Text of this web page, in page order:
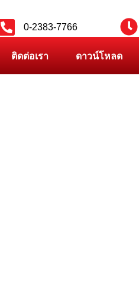
0-2383-7766
ติดต่อเรา ดาวน์โหลด